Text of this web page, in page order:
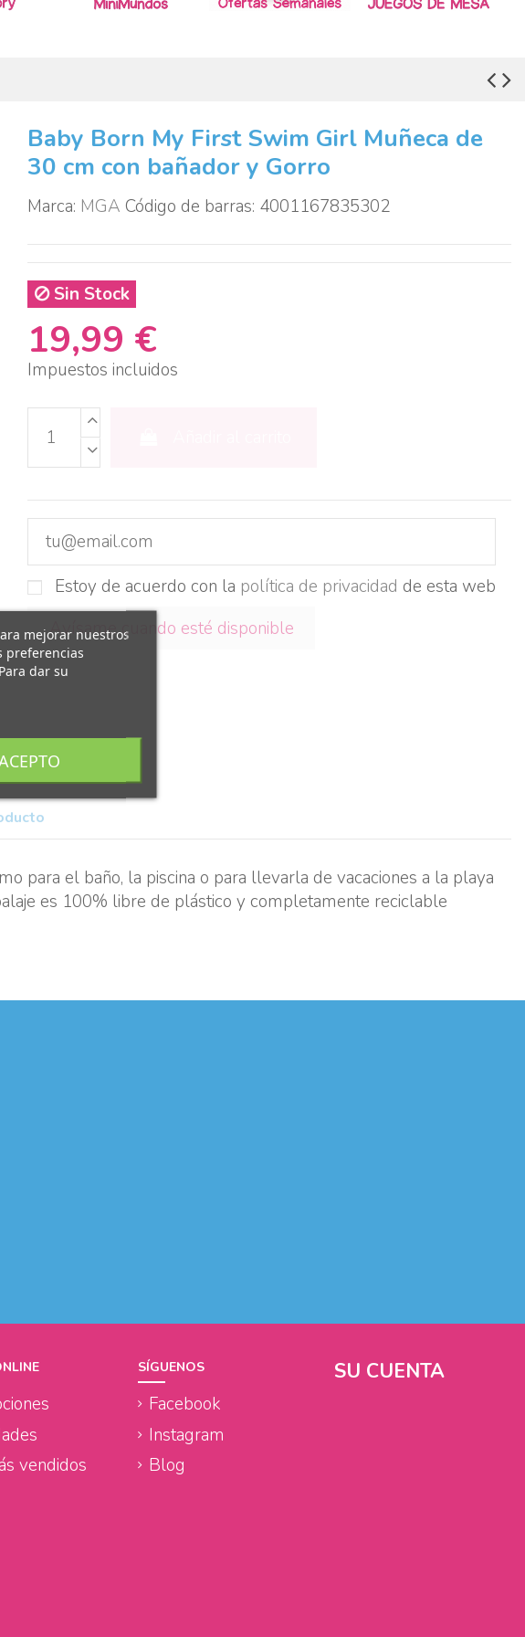
Baby Born My First Swim Girl Muñeca de
30 cm con bañador y Gorro
Marca: MGA Código de barras: 4001167835302
Sin Stock
19,99 €
Impuestos incluidos
Estoy de acuerdo con la política de privacidad de esta web
para el baño, la piscina o para llevarla de vacaciones a la playa
es 100% libre de plástico y completamente reciclable
vendidos
SÍGUENOS
Facebook
Instagram
Blog
SU CUENTA
mejorar nuestros
preferencias
dar su